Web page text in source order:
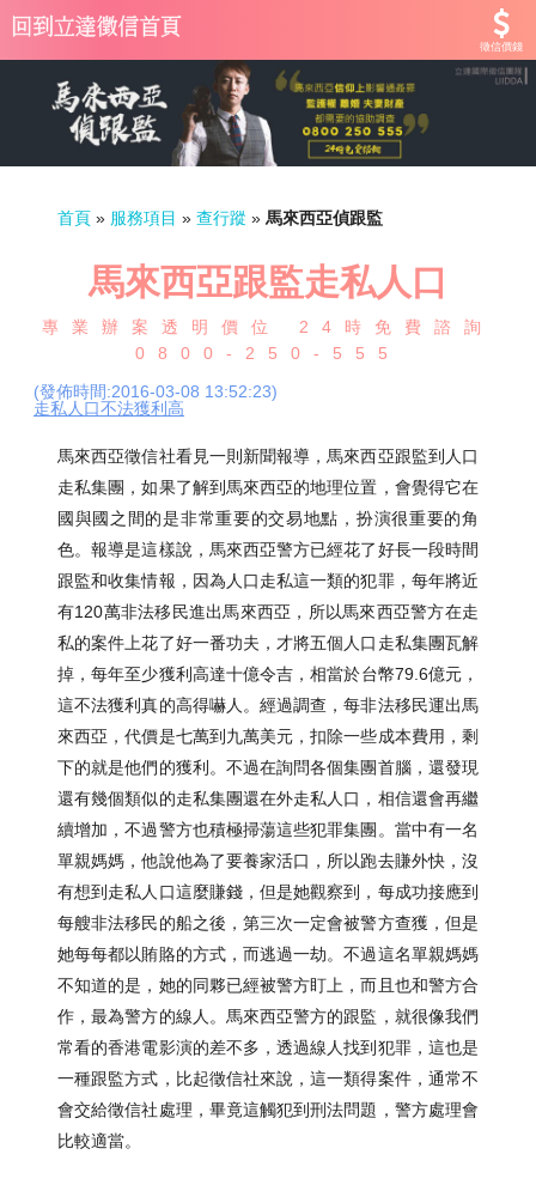
徵信價錢
首頁 » 服務項目 » 查行蹤 » 馬來西亞偵跟監
馬來西亞跟監走私人口
專業辦案透明價位 24時免費諮詢
0800-250-555
(發佈時間:2016-03-08 13:52:23)
走私人口不法獲利高
馬來西亞徵信社看見一則新聞報導，馬來西亞跟監到人口
走私集團，如果了解到馬來西亞的地理位置，會覺得它在
國與國之間的是非常重要的交易地點，扮演很重要的角
色。報導是這樣說，馬來西亞警方已經花了好長一段時間
跟監和收集情報，因為人口走私這一類的犯罪，每年將近
有120萬非法移民進出馬來西亞，所以馬來西亞警方在走
私的案件上花了好一番功夫，才將五個人口走私集團瓦解
掉，每年至少獲利高達十億令吉，相當於台幣79.6億元，
這不法獲利真的高得嚇人。經過調查，每非法移民運出馬
來西亞，代價是七萬到九萬美元，扣除一些成本費用，剩
下的就是他們的獲利。不過在詢問各個集團首腦，還發現
還有幾個類似的走私集團還在外走私人口，相信還會再繼
續增加，不過警方也積極掃蕩這些犯罪集團。當中有一名
單親媽媽，他說他為了要養家活口，所以跑去賺外快，沒
有想到走私人口這麼賺錢，但是她觀察到，每成功接應到
每艘非法移民的船之後，第三次一定會被警方查獲，但是
她每每都以賄賂的方式，而逃過一劫。不過這名單親媽媽
不知道的是，她的同夥已經被警方盯上，而且也和警方合
作，最為警方的線人。馬來西亞警方的跟監，就很像我們
常看的香港電影演的差不多，透過線人找到犯罪，這也是
一種跟監方式，比起徵信社來說，這一類得案件，通常不
會交給徵信社處理，畢竟這觸犯到刑法問題，警方處理會
比較適當。